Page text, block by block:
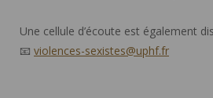
Une cellule d’écoute est également
📧 violences-sexistes@uphf.fr